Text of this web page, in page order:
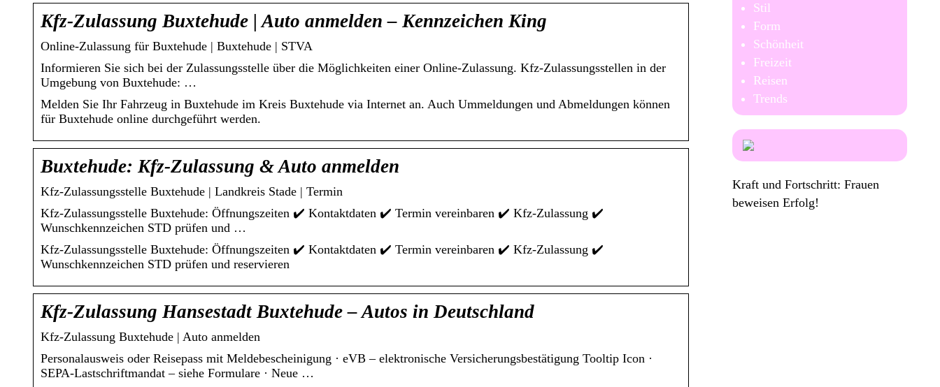
Kfz-Zulassung Buxtehude | Auto anmelden – Kennzeichen King
Online-Zulassung für Buxtehude | Buxtehude | STVA
Informieren Sie sich bei der Zulassungsstelle über die Möglichkeiten einer Online-Zulassung. Kfz-Zulassungsstellen in der
Umgebung von Buxtehude: …
Melden Sie Ihr Fahrzeug in Buxtehude im Kreis Buxtehude via Internet an. Auch Ummeldungen und Abmeldungen können
für Buxtehude online durchgeführt werden.
Buxtehude: Kfz-Zulassung & Auto anmelden
Kfz-Zulassungsstelle Buxtehude | Landkreis Stade | Termin
Kfz-Zulassungsstelle Buxtehude: Öffnungszeiten ✔️ Kontaktdaten ✔️ Termin vereinbaren ✔️ Kfz-Zulassung ✔️
Wunschkennzeichen STD prüfen und …
Kfz-Zulassungsstelle Buxtehude: Öffnungszeiten ✔️ Kontaktdaten ✔️ Termin vereinbaren ✔️ Kfz-Zulassung ✔️
Wunschkennzeichen STD prüfen und reservieren
Kfz-Zulassung Hansestadt Buxtehude – Autos in Deutschland
Kfz-Zulassung Buxtehude | Auto anmelden
Personalausweis oder Reisepass mit Meldebescheinigung · eVB – elektronische Versicherungsbestätigung Tooltip Icon ·
SEPA-Lastschriftmandat – siehe Formulare · Neue …
Stil
Form
Schönheit
Freizeit
Reisen
Trends
Kraft und Fortschritt: Frauen
beweisen Erfolg!